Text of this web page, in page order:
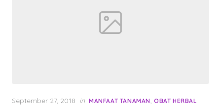
Posted
September 27, 2018 in MANFAAT TANAMAN, OBAT HERBAL